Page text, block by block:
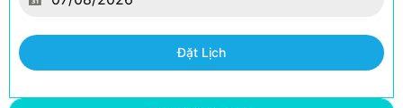
Đặt Lịch